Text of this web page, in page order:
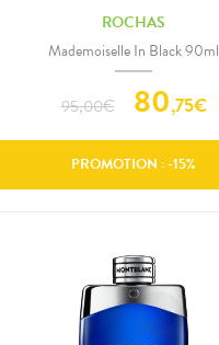
ROCHAS
Mademoiselle In Black 90ml
95,00€ 80,75€
PROMOTION : -15%